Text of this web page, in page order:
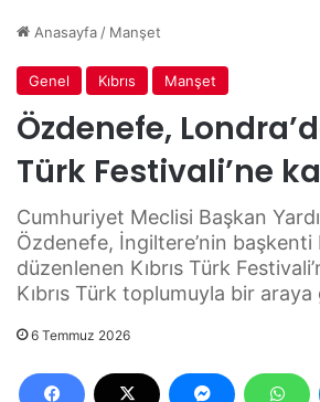
Anasayfa/ Manşet
Genel Kıbrıs Manşet
Özdenefe,
Türk Festivali’ne
Cumhuriyet Meclisi Başkan
Özdenefe, İngiltere’nin başkenti
düzenlenen Kıbrıs Türk
Kıbrıs Türk toplumuyla bir araya
6 Temmuz 2026